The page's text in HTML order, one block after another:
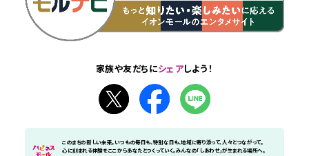
家族や友だちにシェアしよう！
このまちの新しい未来。いつもの毎日も、特別な日も、地域に寄り添って、人々とつながって。
心に刻まれる体験をここからあなたとつくっていく。みんなの「しあわせ」が生まれる場所へ。